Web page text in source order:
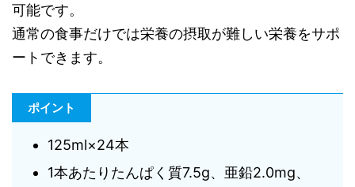
可能です。
通常の食事だけでは栄養の摂取が難しい栄養をサポ
ートできます。
ポイント
125ml×24本
1本あたりたんぱく質7.5g、亜鉛2.0mg、